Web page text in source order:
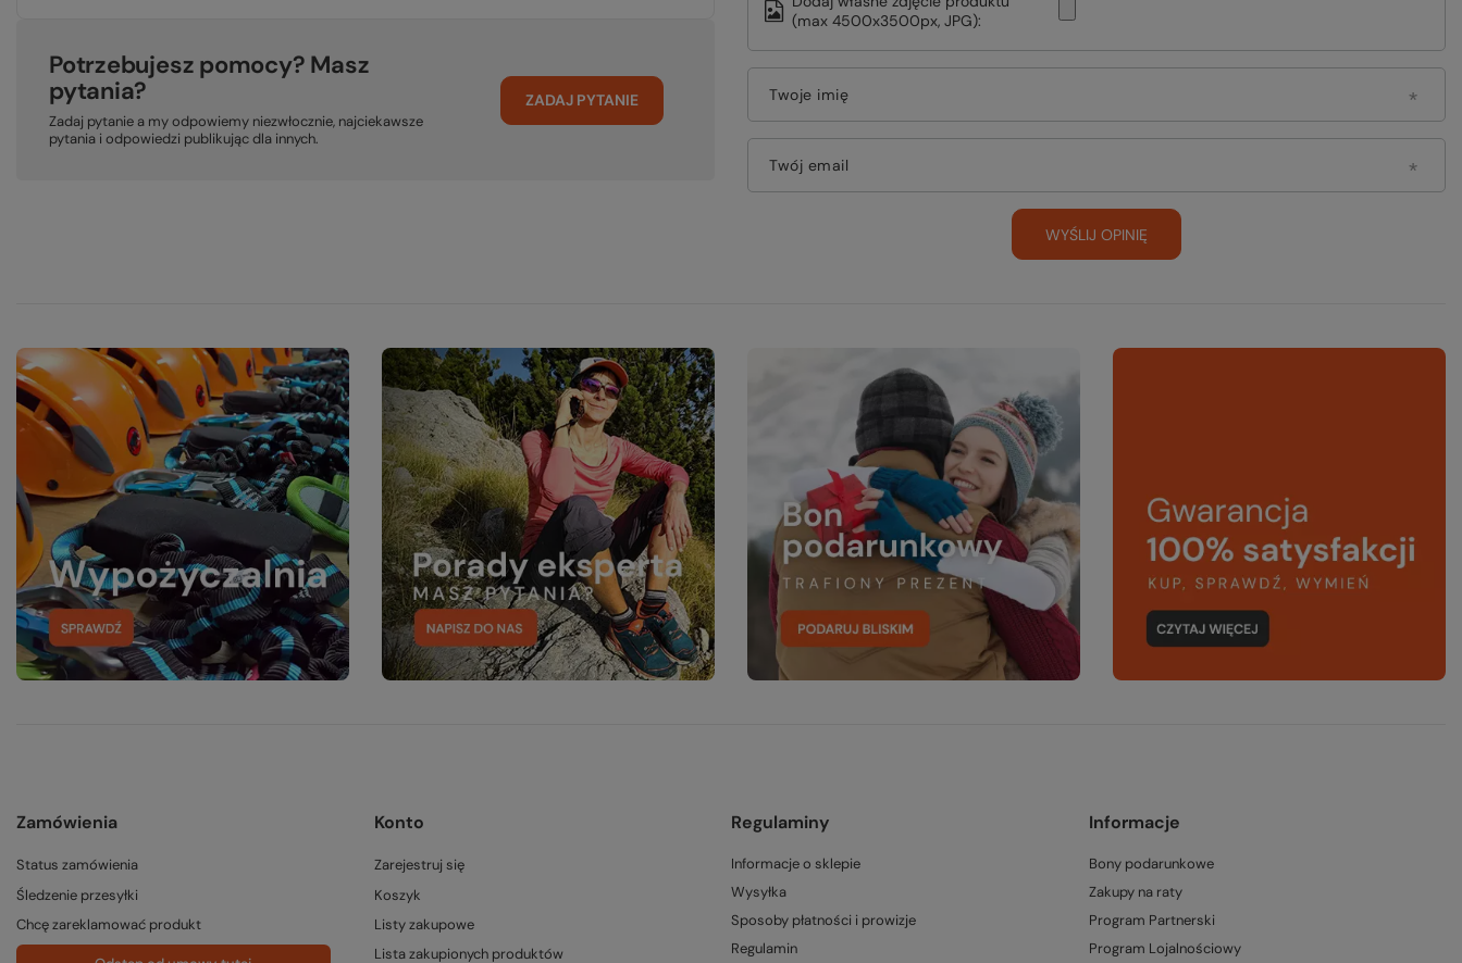
Potrzebujesz pomocy? Masz
pytania?
Zadaj pytanie a my odpowiemy niezwłocznie, najciekawsze
pytania i odpowiedzi publikując dla innych.
ZADAJ PYTANIE
(max 4500x3500px, JPG):
Twoje imię
Twój email
WYŚLIJ OPINIĘ
Zamówienia
Status zamówienia
Śledzenie przesyłki
Chcę zareklamować produkt
Konto
Zarejestruj się
Koszyk
Listy zakupowe
Lista zakupionych produktów
Regulaminy
Informacje o sklepie
Wysyłka
Sposoby płatności i prowizje
Regulamin
Informacje
Bony podarunkowe
Zakupy na raty
Program Partnerski
Program Lojalnościowy